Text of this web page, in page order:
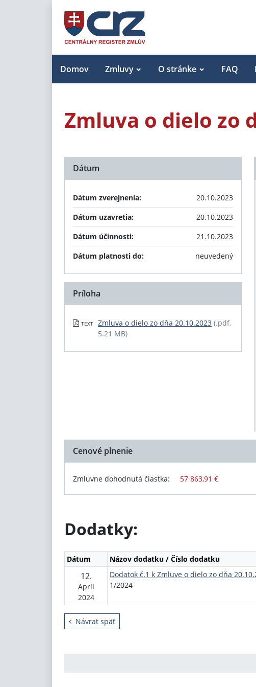
Domov Zmluvy O stránke FAQ
Zmluva o dielo zo
Dátum
Dátum zverejnenia:
20.10.2023
Dátum uzavretia:
20.10.2023
Dátum účinnosti:
21.10.2023
Dátum platnosti do:
neuvedený
Príloha
TEXT Zmluva o dielo zo dňa 20.10.2023 (.pdf,
5.21 MB)
Cenové plnenie
Zmluvne dohodnutá čiastka: 57 863,91 €
Dodatky:
Dátum Názov dodatku / Číslo dodatku
12.
Apríl
2024
Dodatok č.1 k Zmluve o dielo zo dňa
1/2024
Návrat späť